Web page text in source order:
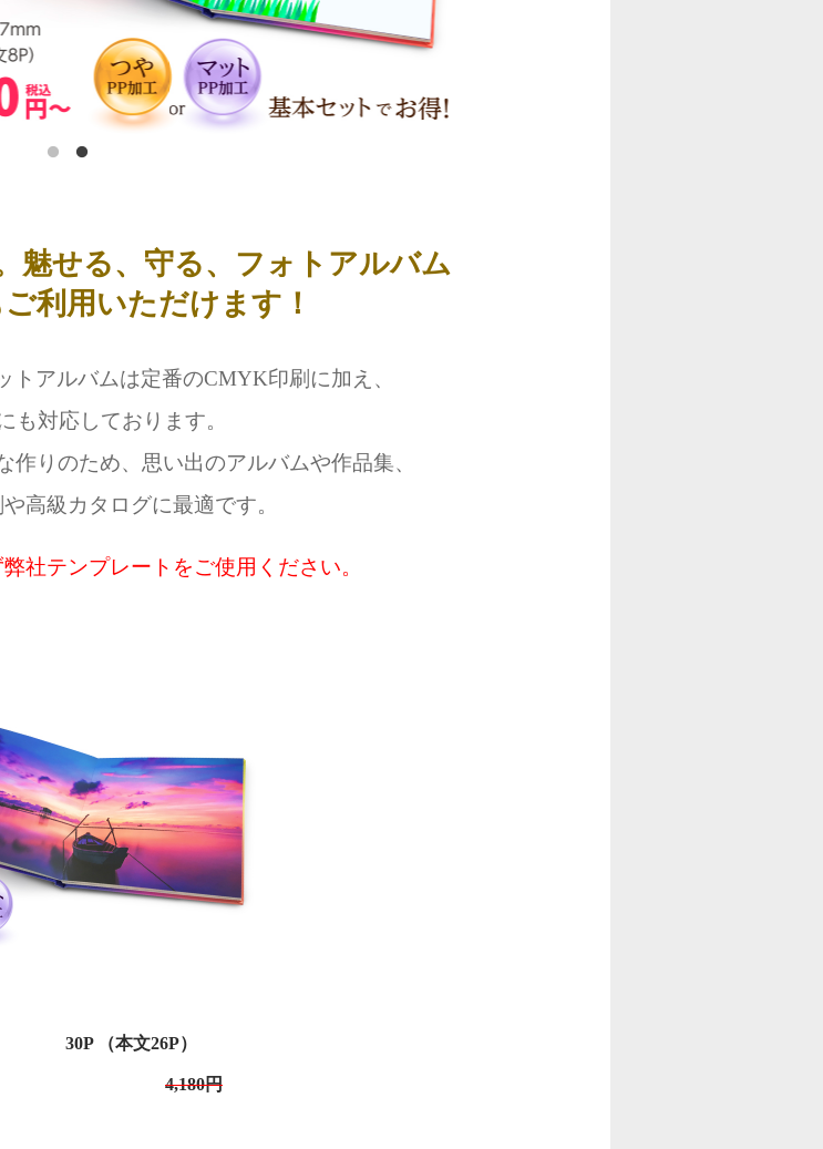
魅せる、守る、フォトアルバム
利用いただけます！
トアルバムは定番のCMYK印刷に加え、
も対応しております。
りのため、思い出のアルバムや作品集、
高級カタログに最適です。
社テンプレートをご使用ください。
30P （本文26P）
4,180円